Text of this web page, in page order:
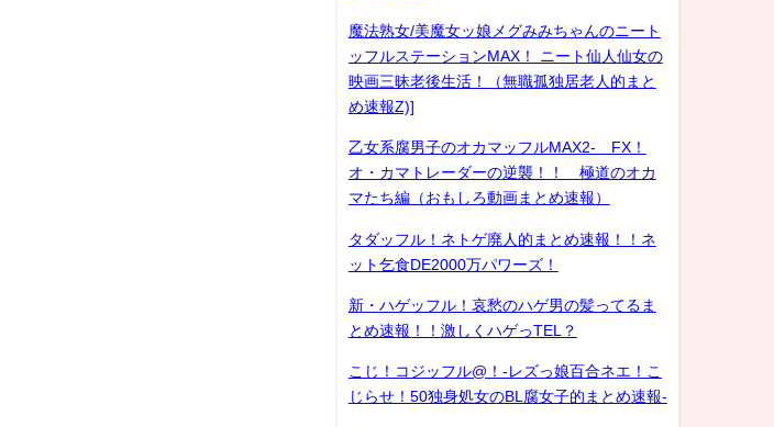
魔法熟女/美魔女ッ娘メグみみちゃんのニート
ッフルステーションMAX！ ニート仙人仙女の
映画三昧老後生活！（無職孤独居老人的まと
め速報Z)]
乙女系腐男子のオカマッフルMAX2- FX！
オ・カマトレーダーの逆襲！！ 極道のオカ
マたち編（おもしろ動画まとめ速報）
タダッフル！ネトゲ廃人的まとめ速報！！ネ
ット乞食DE2000万パワーズ！
新・ハゲッフル！哀愁のハゲ男の髪ってるま
とめ速報！！激しくハゲっTEL？
こじ！コジッフル@！-レズっ娘百合ネエ！こ
じらせ！50独身処女のBL腐女子的まとめ速報-